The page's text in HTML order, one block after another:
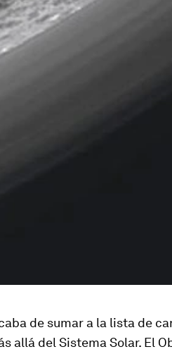
de sumar a la lista de
allá del Sistema Solar. El